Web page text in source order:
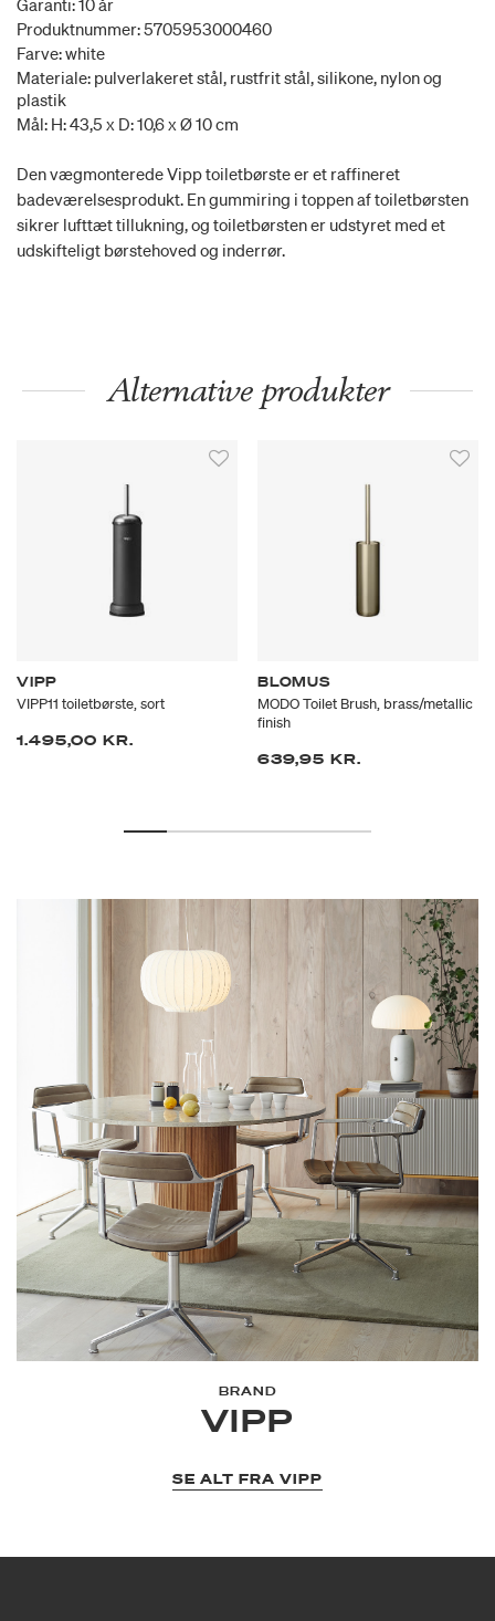
Garanti: 10 år
Produktnummer: 5705953000460
Farve: white
Materiale: pulverlakeret stål, rustfrit stål, silikone, nylon og
plastik
Mål: H: 43,5 x D: 10,6 x Ø 10 cm
Den vægmonterede Vipp toiletbørste er et raffineret
badeværelsesprodukt. En gummiring i toppen af toiletbørsten
sikrer lufttæt tillukning, og toiletbørsten er udstyret med et
udskifteligt børstehoved og inderrør.
Alternative produkter
VIPP
VIPP11 toiletbørste, sort
1.495,00 KR.
BLOMUS
MODO Toilet Brush, brass/metallic
finish
639,95 KR.
BRAND
VIPP
SE ALT FRA VIPP